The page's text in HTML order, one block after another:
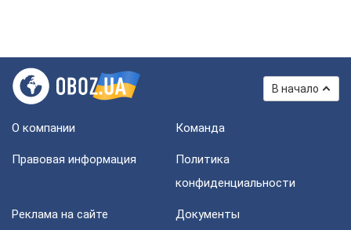
В начало
О компании Команда
Правовая информация
Политика
конфиденциальности
Реклама на сайте Документы